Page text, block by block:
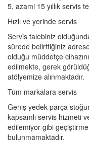
5, azami 15 yıllık servis
Hızlı ve yerinde servis
Servis talebiniz
sürede belirttiğiniz
olduğu müddetçe
edilmekte, gerek
atölyemize alınmaktadır.
Tüm markalara servis
Geniş yedek parça
kapsamlı servis hizmeti
edilemiyor gibi
bulunmamaktadır.